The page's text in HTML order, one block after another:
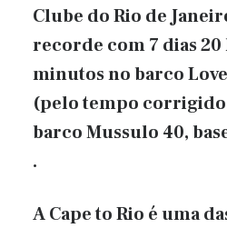
Clube do Rio de
recorde com 7 dias 20
minutos no barco
(pelo tempo corrigido
barco Mussulo 40,
.
A Cape to Rio é uma